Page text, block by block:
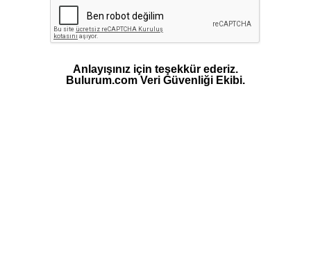
Anlayışınız için teşekkür ederiz.
Bulurum.com Veri Güvenliği Ekibi.